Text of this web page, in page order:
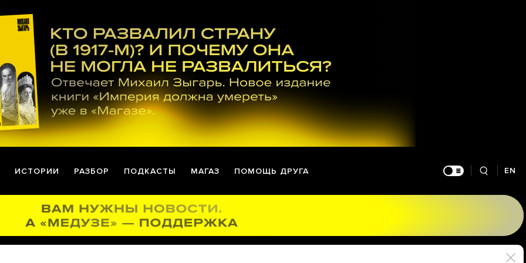
ИСТОРИИ РАЗБОР ПОДКАСТЫ МАГАЗ ПОМОЩЬ ДРУГА EN